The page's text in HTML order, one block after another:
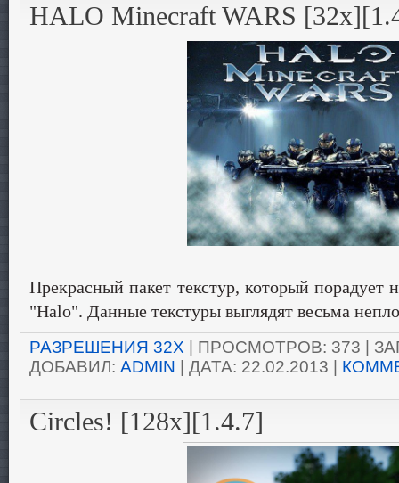
HALO Minecraft WARS
Прекрасный пакет текстур, который порадует
"Halo". Данные текстуры выглядят весьма
РАЗРЕШЕНИЯ 32X | ПРОСМОТРОВ: 373 |
ДОБАВИЛ: ADMIN | ДАТА: 22.02.2013 |
Circles! [128x][1.4.7]